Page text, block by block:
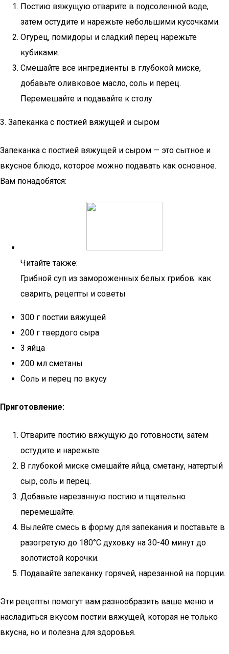
Постию вяжущую отварите в подсоленной воде,
затем остудите и нарежьте небольшими кусочками.
Огурец, помидоры и сладкий перец нарежьте
кубиками.
Смешайте все ингредиенты в глубокой миске,
добавьте оливковое масло, соль и перец.
Перемешайте и подавайте к столу.
3. Запеканка с постией вяжущей и сыром
Запеканка с постией вяжущей и сыром — это сытное и
вкусное блюдо, которое можно подавать как основное.
Вам понадобятся:
Читайте также:
Грибной суп из замороженных белых грибов: как
сварить, рецепты и советы
300 г постии вяжущей
200 г твердого сыра
3 яйца
200 мл сметаны
Соль и перец по вкусу
Приготовление:
Отварите постию вяжущую до готовности, затем
остудите и нарежьте.
В глубокой миске смешайте яйца, сметану, натертый
сыр, соль и перец.
Добавьте нарезанную постию и тщательно
перемешайте.
Вылейте смесь в форму для запекания и поставьте в
разогретую до 180°C духовку на 30-40 минут до
золотистой корочки.
Подавайте запеканку горячей, нарезанной на порции.
Эти рецепты помогут вам разнообразить ваше меню и
насладиться вкусом постии вяжущей, которая не только
вкусна, но и полезна для здоровья.